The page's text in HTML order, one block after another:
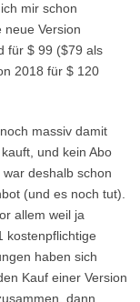
mir schon
neue Version
für $ 99 ($79 als
2018 für $ 120
massiv damit
und kein Abo
deshalb schon
(und es noch tut).
allem weil ja
kostenpflichtige
haben sich
Kauf einer Version
dann